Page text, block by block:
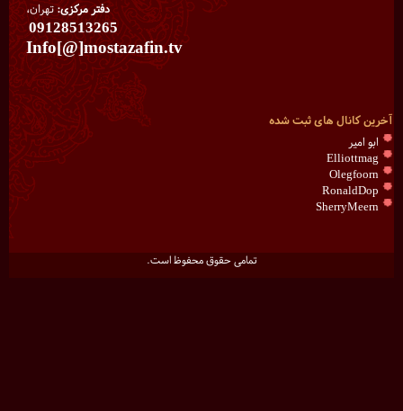
دفتر مرکزی:تهران،
09128513265
Info[@]mostazafin.tv
آخرین کانال های ثبت شده
ابو امیر
Elliottmag
Olegfoorn
RonaldDop
SherryMeern
تمامی حقوق محفوظ است.